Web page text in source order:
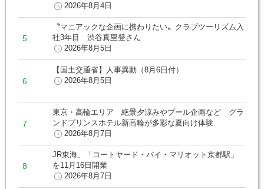
2026年8月4日
〝マニアックな企画に携わりたい〟クラブツーリズム入
社3年目 渋谷真里登さん
2026年8月5日
【国土交通省】人事異動（8月6日付）
2026年8月5日
東京・高輪エリア 絶景夕涼みやプール企画など グラ
ンドプリンスホテル新高輪が多彩な夏向け体験
2026年8月7日
JR東海、「コートヤード・バイ・マリオット京都駅」
を11月16日開業
2026年8月7日